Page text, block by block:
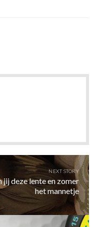
NEXT STORY
deze lente en zomer
het mannetje